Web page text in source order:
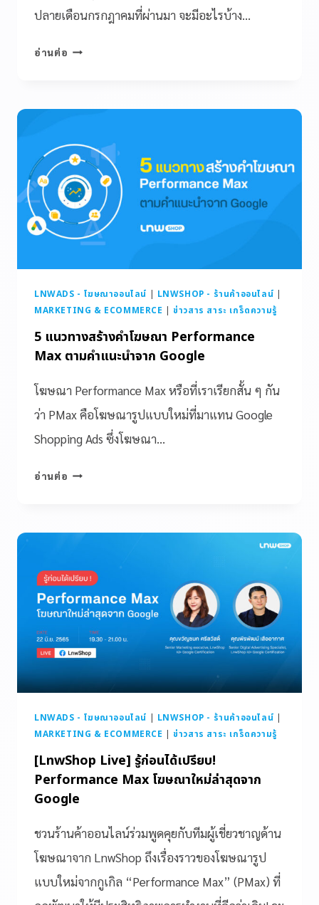
ปลายเดือนกรกฎาคมที่ผ่านมา จะมีอะไรบ้าง…
อ่านต่อ
LNWADS - โฆษณาออนไลน์ | LNWSHOP - ร้านค้าออนไลน์ |
MARKETING & ECOMMERCE |ข่าวสาร สาระ เกร็ดความรู้
5 แนวทางสร้างคำโฆษณา Performance
Max ตามคำแนะนำจาก Google
โฆษณา Performance Max หรือที่เราเรียกสั้น ๆ กัน
ว่า PMax คือโฆษณารูปแบบใหม่ที่มาแทน Google
Shopping Ads ซึ่งโฆษณา…
อ่านต่อ
LNWADS - โฆษณาออนไลน์ | LNWSHOP - ร้านค้าออนไลน์ |
MARKETING & ECOMMERCE |ข่าวสาร สาระ เกร็ดความรู้
[LnwShop Live] รู้ก่อนได้เปรียบ!
Performance Max โฆษณาใหม่ล่าสุดจาก
Google
ชวนร้านค้าออนไลน์ร่วมพูดคุยกับทีมผู้เชี่ยวชาญด้าน
โฆษณาจาก LnwShop ถึงเรื่องราวของโฆษณารูป
แบบใหม่จากกูเกิล “Performance Max” (PMax) ที่